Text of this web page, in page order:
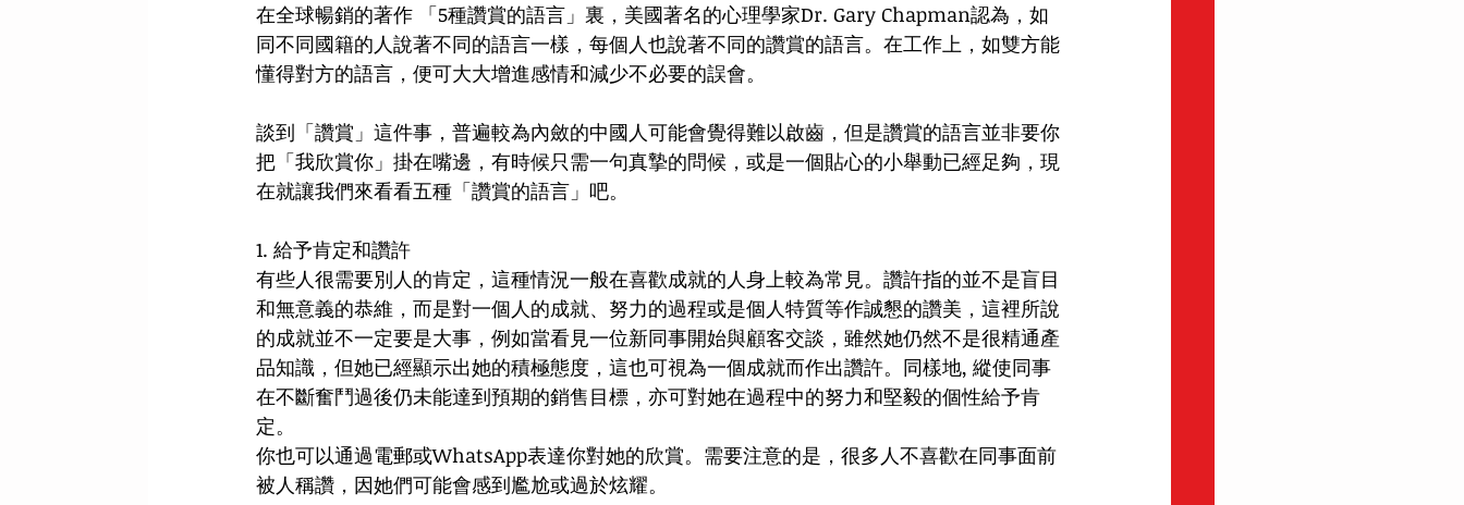
在全球暢銷的著作 「5種讚賞的語言」裏，美國著名的心理學家Dr. Gary Chapman認為，如
同不同國籍的人說著不同的語言一樣，每個人也說著不同的讚賞的語言。在工作上，如雙方能
懂得對方的語言，便可大大增進感情和減少不必要的誤會。
談到「讚賞」這件事，普遍較為內斂的中國人可能會覺得難以啟齒，但是讚賞的語言並非要你
把「我欣賞你」掛在嘴邊，有時候只需一句真摯的問候，或是一個貼心的小舉動已經足夠，現
在就讓我們來看看五種「讚賞的語言」吧。
1. 給予肯定和讚許
有些人很需要別人的肯定，這種情況一般在喜歡成就的人身上較為常見。讚許指的並不是盲目
和無意義的恭維，而是對一個人的成就、努力的過程或是個人特質等作誠懇的讚美，這裡所說
的成就並不一定要是大事，例如當看見一位新同事開始與顧客交談，雖然她仍然不是很精通產
品知識，但她已經顯示出她的積極態度，這也可視為一個成就而作出讚許。同樣地, 縱使同事
在不斷奮鬥過後仍未能達到預期的銷售目標，亦可對她在過程中的努力和堅毅的個性給予肯
定。
你也可以通過電郵或WhatsApp表達你對她的欣賞。需要注意的是，很多人不喜歡在同事面前
被人稱讚，因她們可能會感到尷尬或過於炫耀。